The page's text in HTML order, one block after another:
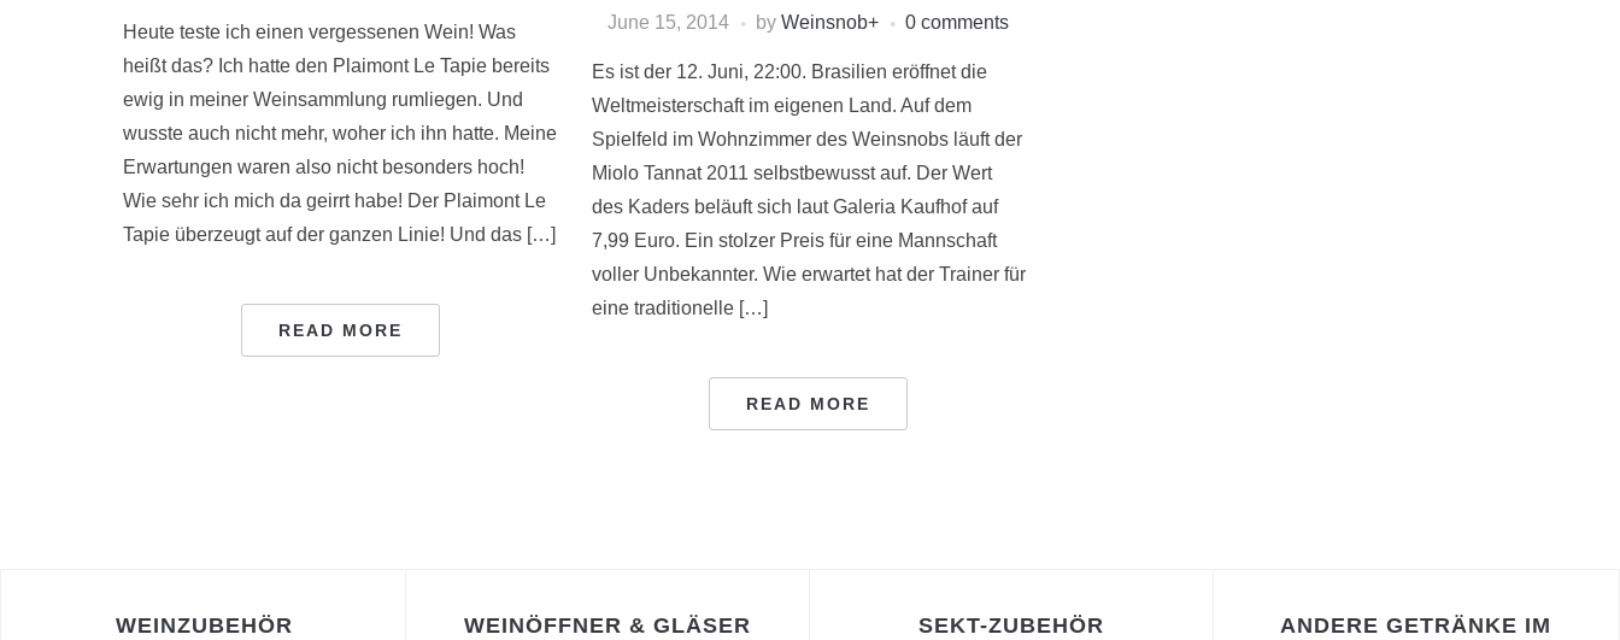
Heute teste ich einen vergessenen Wein! Was
heißt das? Ich hatte den Plaimont Le Tapie bereits
ewig in meiner Weinsammlung rumliegen. Und
wusste auch nicht mehr, woher ich ihn hatte. Meine
Erwartungen waren also nicht besonders hoch!
Wie sehr ich mich da geirrt habe! Der Plaimont Le
Tapie überzeugt auf der ganzen Linie! Und das […]
READ MORE
June 15, 2014 byWeinsnob+ 0 comments
Es ist der 12. Juni, 22:00. Brasilien eröffnet die
Weltmeisterschaft im eigenen Land. Auf dem
Spielfeld im Wohnzimmer des Weinsnobs läuft der
Miolo Tannat 2011 selbstbewusst auf. Der Wert
des Kaders beläuft sich laut Galeria Kaufhof auf
7,99 Euro. Ein stolzer Preis für eine Mannschaft
voller Unbekannter. Wie erwartet hat der Trainer für
eine traditionelle […]
READ MORE
WEINZUBEHÖR WEINÖFFNER & GLÄSER SEKT-ZUBEHÖR
ANDERE GETRÄNKE IM